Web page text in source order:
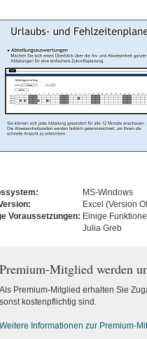
MS-Windows
Excel (Version
Voraussetzungen: Einige
Julia Greb
Premium-Mitglied werden
Als Premium-Mitglied erhalten Sie
sonst kostenpflichtig sind.
Weitere Informationen zur Premium-M